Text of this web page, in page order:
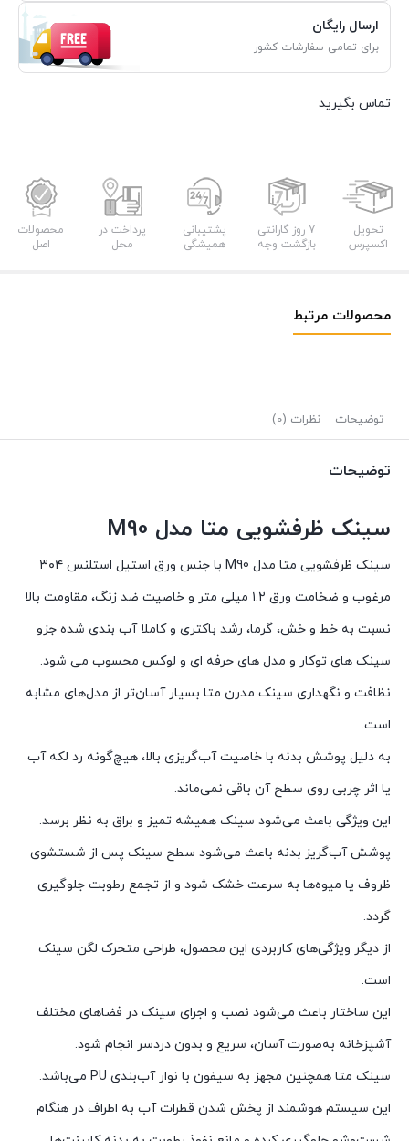
ارسال رایگان
برای تمامی سفارشات کشور
تماس بگیرید
تحویل
اکسپرس
7 روز گارانتی
بازگشت وجه
پشتیبانی
همیشگی
پرداخت در
محل
محصولات
اصل
محصولات مرتبط
توضیحات نظرات (0)
توضیحات
سینک ظرفشویی متا مدل M90
سینک ظرفشویی متا مدل M90 با جنس ورق استیل استلنس ۳۰۴
مرغوب و ضخامت ورق ۱.۲ میلی متر و خاصیت ضد زنگ، مقاومت بالا
نسبت به خط و خش، گرما، رشد باکتری و کاملا آب بندی شده جزو
سینک های توکار و مدل های حرفه ای و لوکس محسوب می شود.
نظافت و نگهداری سینک مدرن متا بسیار آسان‌تر از مدل‌های مشابه
است.
به دلیل پوشش بدنه با خاصیت آب‌گریزی بالا، هیچ‌گونه رد لکه آب
یا اثر چربی روی سطح آن باقی نمی‌ماند.
این ویژگی باعث می‌شود سینک همیشه تمیز و براق به نظر برسد.
پوشش آب‌گریز بدنه باعث می‌شود سطح سینک پس از شستشوی
ظروف یا میوه‌ها به سرعت خشک شود و از تجمع رطوبت جلوگیری
گردد.
از دیگر ویژگی‌های کاربردی این محصول، طراحی متحرک لگن سینک
است.
این ساختار باعث می‌شود نصب و اجرای سینک در فضاهای مختلف
آشپزخانه به‌صورت آسان، سریع و بدون دردسر انجام شود.
سینک متا همچنین مجهز به سیفون با نوار آب‌بندی PU می‌باشد.
این سیستم هوشمند از پخش شدن قطرات آب به اطراف در هنگام